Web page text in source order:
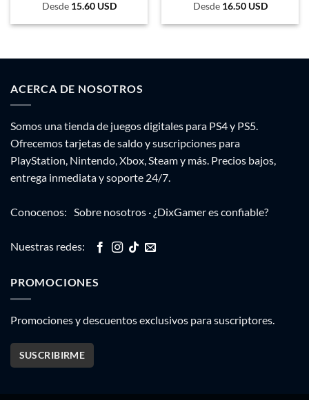
Desde 15.60 USD Desde 16.50 USD
ACERCA DE NOSOTROS
Somos una tienda de juegos digitales para PS4 y PS5.
Ofrecemos tarjetas de saldo y suscripciones para
PlayStation, Nintendo, Xbox, Steam y más. Precios bajos,
entrega inmediata y soporte 24/7.
Conocenos: Sobre nosotros · ¿DixGamer es confiable?
Nuestras redes:
PROMOCIONES
Promociones y descuentos exclusivos para suscriptores.
SUSCRIBIRME